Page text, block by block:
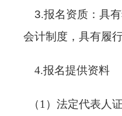
3.报名资质：具
会计制度，具有履
4.报名提供资料
（1）法定代表人